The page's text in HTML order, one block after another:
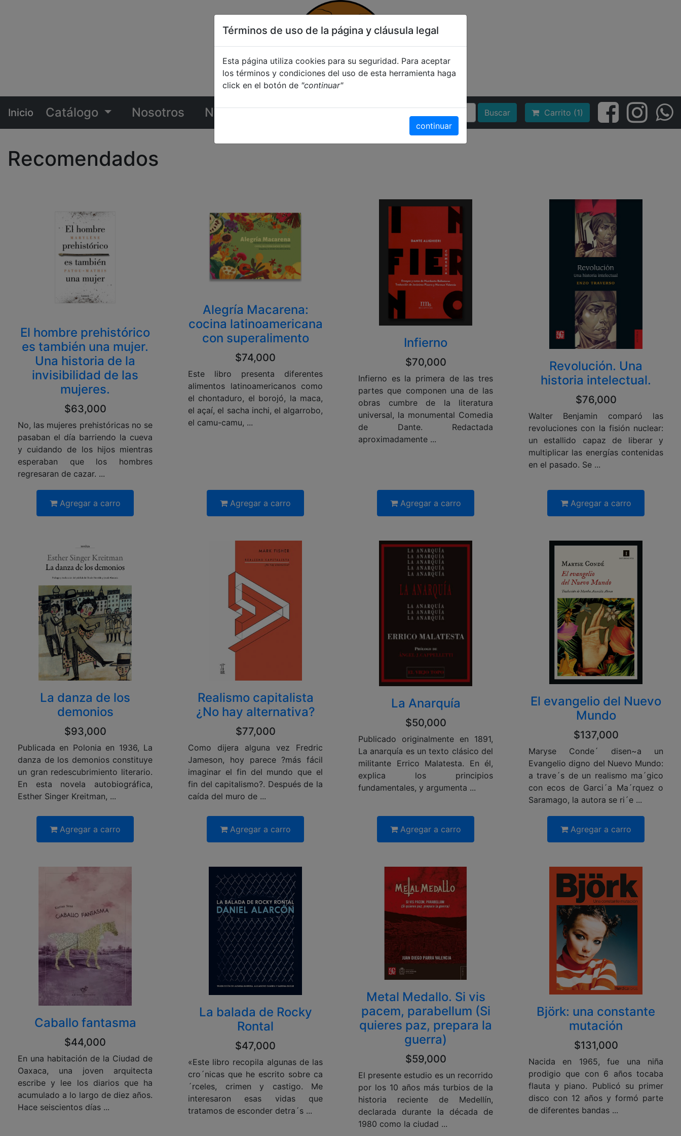
Inicio Catálogo Nosotros Noticias Buscar Carrito (1)
Recomendados
El hombre prehistórico
es también una mujer.
Una historia de la
invisibilidad de las
mujeres.
$63,000
No, las mujeres prehistóricas no se
pasaban el día barriendo la cueva
y cuidando de los hijos mientras
esperaban que los hombres
regresaran de cazar. ...
Agregar a carro
Alegría Macarena:
cocina latinoamericana
con superalimento
$74,000
Este libro presenta diferentes
alimentos latinoamericanos como
el chontaduro, el borojó, la maca,
el açaí, el sacha inchi, el algarrobo,
el camu-camu, ...
Agregar a carro
Infierno
$70,000
Infierno es la primera de las tres
partes que componen una de las
obras cumbre de la literatura
universal, la monumental Comedia
de Dante. Redactada
aproximadamente ...
Agregar a carro
Revolución. Una
historia intelectual.
$76,000
Walter Benjamin comparó las
revoluciones con la fisión nuclear:
un estallido capaz de liberar y
multiplicar las energías contenidas
en el pasado. Se ...
Agregar a carro
La danza de los
demonios
$93,000
Publicada en Polonia en 1936, La
danza de los demonios constituye
un gran redescubrimiento literario.
En esta novela autobiográfica,
Esther Singer Kreitman, ...
Agregar a carro
Realismo capitalista
¿No hay alternativa?
$77,000
Como dijera alguna vez Fredric
Jameson, hoy parece ?más fácil
imaginar el fin del mundo que el
fin del capitalismo?. Después de la
caída del muro de ...
Agregar a carro
La Anarquía
$50,000
Publicado originalmente en 1891,
La anarquía es un texto clásico del
militante Errico Malatesta. En él,
explica los principios
fundamentales, y argumenta ...
Agregar a carro
El evangelio del Nuevo
Mundo
$137,000
Maryse Conde´ disen~a un
Evangelio digno del Nuevo Mundo:
a trave´s de un realismo ma´gico
con ecos de Garci´a Ma´rquez o
Saramago, la autora se ri´e ...
Agregar a carro
Caballo fantasma
$44,000
En una habitación de la Ciudad de
Oaxaca, una joven arquitecta
escribe y lee los diarios que ha
acumulado a lo largo de diez años.
Hace seiscientos días ...
La balada de Rocky
Rontal
$47,000
«Este libro recopila algunas de las
cro´nicas que he escrito sobre ca
´rceles, crimen y castigo. Me
interesaron esas vidas que
tratamos de esconder detra´s ...
Metal Medallo. Si vis
pacem, parabellum (Si
quieres paz, prepara la
guerra)
$59,000
El presente estudio es un recorrido
por los 10 años más turbios de la
historia reciente de Medellín,
declarada durante la década de
1980 como la ciudad ...
Björk: una constante
mutación
$131,000
Nacida en 1965, fue una niña
prodigio que con 6 años tocaba
flauta y piano. Publicó su primer
disco con 12 años y formó parte
de diferentes bandas ...
Términos de uso de la página y cláusula legal
Esta página utiliza cookies para su seguridad. Para aceptar
los términos y condiciones del uso de esta herramienta haga
click en el botón de "continuar"
continuar